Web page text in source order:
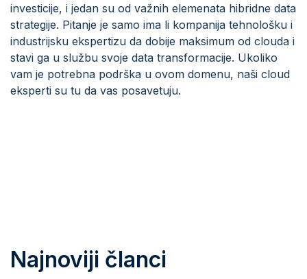
investicije, i jedan su od važnih elemenata hibridne data
strategije. Pitanje je samo ima li kompanija tehnološku i
industrijsku ekspertizu da dobije maksimum od clouda i
stavi ga u službu svoje data transformacije. Ukoliko
vam je potrebna podrška u ovom domenu, naši cloud
eksperti su tu da vas posavetuju.
Najnoviji članci